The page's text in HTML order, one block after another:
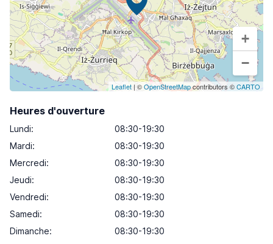
+
−
Leaflet | ©OpenStreetMapcontributors ©CARTO
Heures d'ouverture
Lundi:
08:30-19:30
Mardi:
08:30-19:30
Mercredi:
08:30-19:30
Jeudi:
08:30-19:30
Vendredi:
08:30-19:30
Samedi:
08:30-19:30
Dimanche: 08:30-19:30